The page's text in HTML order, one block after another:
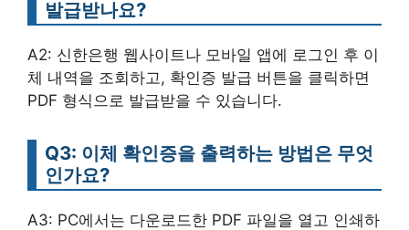
발급받나요?
A2: 신한은행 웹사이트나 모바일 앱에 로그인 후 이
체 내역을 조회하고, 확인증 발급 버튼을 클릭하면
PDF 형식으로 발급받을 수 있습니다.
Q3: 이체 확인증을 출력하는 방법은 무엇
인가요?
A3: PC에서는 다운로드한 PDF 파일을 열고 인쇄하